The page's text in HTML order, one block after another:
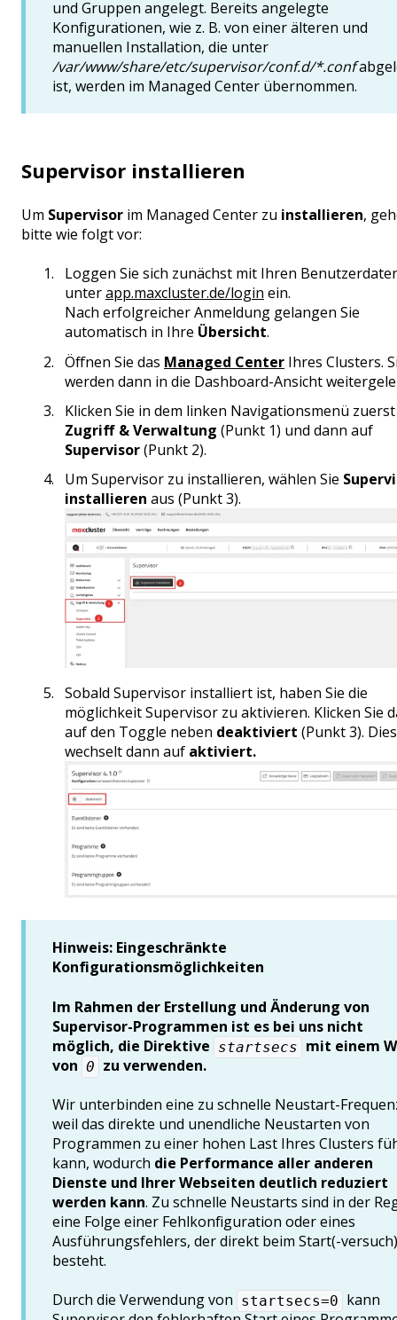
und Gruppen angelegt. Bereits angelegte
Konfigurationen, wie z. B. von einer älteren und
manuellen Installation, die unter
/var/www/share/etc/supervisor/conf.d/*.conf
ist, werden im Managed Center übernommen.
Supervisor installieren
Um Supervisor im Managed Center zu installieren,
bitte wie folgt vor:
Loggen Sie sich zunächst mit Ihren
unterapp.maxcluster.de/login ein.
Nach erfolgreicher Anmeldung gelangen Sie
automatisch in Ihre Übersicht.
Öffnen Sie das Managed Center Ihres Clusters.
werden dann in die Dashboard-Ansicht
Klicken Sie in dem linken Navigationsmenü
Zugriff & Verwaltung (Punkt 1) und dann auf
Supervisor(Punkt 2).
Um Supervisor zu installieren, wählen Sie
installieren aus (Punkt 3).
Sobald Supervisor installiert ist, haben Sie die
möglichkeit Supervisor zu aktivieren. Klicken Sie
auf den Toggle neben deaktiviert (Punkt 3).
wechselt dann auf aktiviert.
Hinweis: Eingeschränkte
Konfigurationsmöglichkeiten
Im Rahmen der Erstellung und Änderung von
Supervisor-Programmen ist es bei uns nicht
möglich, die Direktive startsecs mit einem
von 0 zu verwenden.
Wir unterbinden eine zu schnelle Neustart-
weil das direkte und unendliche Neustarten von
Programmen zu einer hohen Last Ihres Clusters
kann, wodurch die Performance aller anderen
Dienste und Ihrer Webseiten deutlich reduziert
werden kann. Zu schnelle Neustarts sind in der
eine Folge einer Fehlkonfiguration oder eines
Ausführungsfehlers, der direkt beim Start(-versuch)
besteht.
Durch die Verwendung von startsecs=0 kann